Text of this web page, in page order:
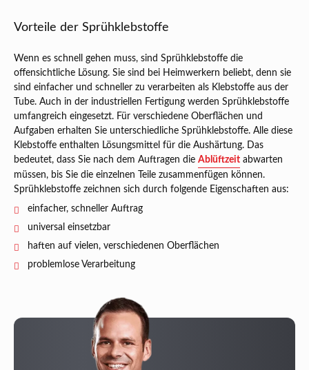
Vorteile der Sprühklebstoffe
Wenn es schnell gehen muss, sind Sprühklebstoffe die
offensichtliche Lösung. Sie sind bei Heimwerkern beliebt, denn sie
sind einfacher und schneller zu verarbeiten als Klebstoffe aus der
Tube. Auch in der industriellen Fertigung werden Sprühklebstoffe
umfangreich eingesetzt. Für verschiedene Oberflächen und
Aufgaben erhalten Sie unterschiedliche Sprühklebstoffe. Alle diese
Klebstoffe enthalten Lösungsmittel für die Aushärtung. Das
bedeutet, dass Sie nach dem Auftragen die Ablüftzeit abwarten
müssen, bis Sie die einzelnen Teile zusammenfügen können.
Sprühklebstoffe zeichnen sich durch folgende Eigenschaften aus:
einfacher, schneller Auftrag
universal einsetzbar
haften auf vielen, verschiedenen Oberflächen
problemlose Verarbeitung